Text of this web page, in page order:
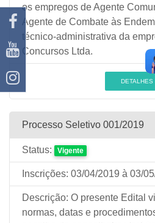
os empregos de Agente
Agente de Combate às
técnico-administrativa da
Concursos Ltda.
DETALHES
Processo Seletivo 001/2019
Status: Vigente
Inscrições: 03/04/2019 à 03/
Descrição: O presente Edital
normas, datas e